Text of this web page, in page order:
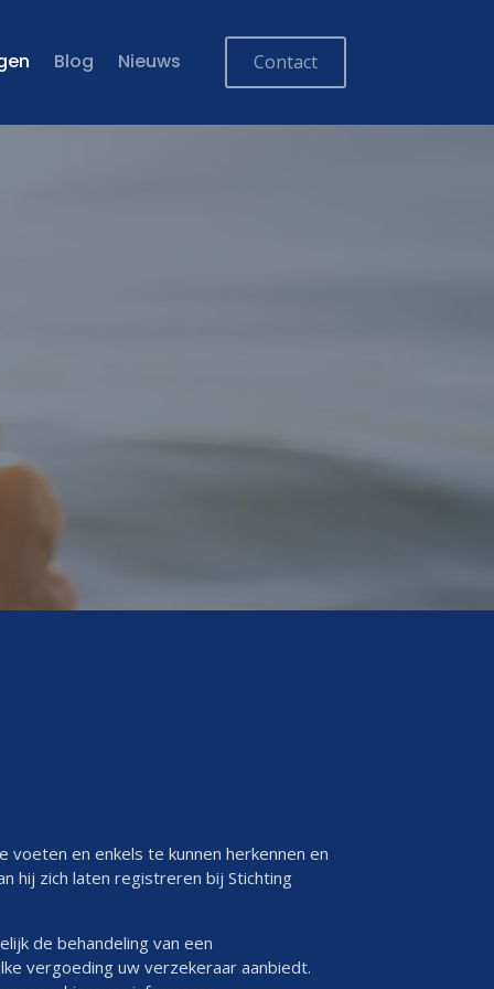
Blog Nieuws Contact
en enkels te kunnen herkennen en
hij zich laten registreren bij Stichting
de behandeling van een
vergoeding uw verzekeraar aanbiedt.